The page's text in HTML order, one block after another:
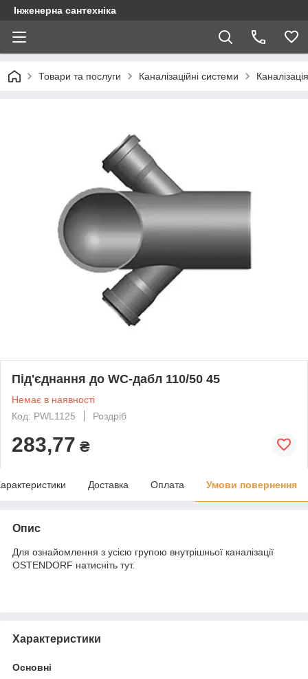
Інженерна сантехніка
Товари та послуги Каналізаційні системи
Під'єднання до WC-дабл 110/50 45
Немає в наявності
Код: PWL1125
Роздріб
283,77 ₴
Доставка Оплата Умови повернення
Опис
Для ознайомлення з усією групою внутрішньої каналізації
OSTENDORF натисніть тут.
Характеристики
Основні